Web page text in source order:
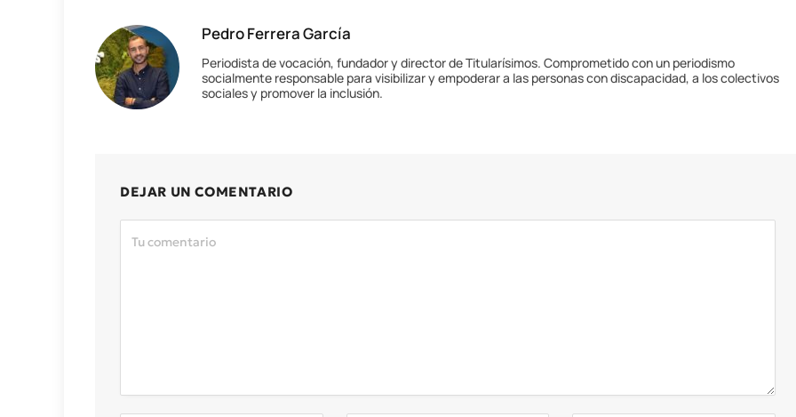
Pedro Ferrera García
Periodista de vocación, fundador y director de Titularísimos. Comprometido con un periodismo
socialmente responsable para visibilizar y empoderar a las personas con discapacidad, a los colectivos
sociales y promover la inclusión.
DEJAR UN COMENTARIO